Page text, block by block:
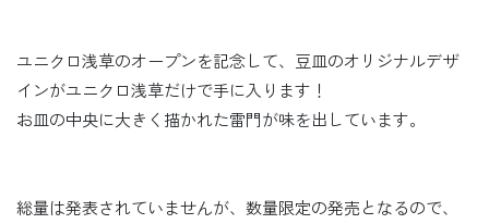
ユニクロ浅草のオープンを記念して、豆皿のオリジナルデザ
インがユニクロ浅草だけで手に入ります！
お皿の中央に大きく描かれた雷門が味を出しています。
総量は発表されていませんが、数量限定の発売となるので、